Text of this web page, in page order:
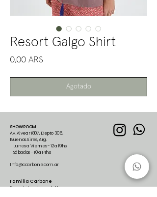
Resort Galgo Shirt
0,00 ARS
Agotado
SHOWROOM
Av. Alvear 1807, Depto 306.
Buenos Aires, Arg.
Lunes a Viernes - 12 a 19hs
Sábados - 10 a 14hs
Info@ccarbone.com.ar
Familia Carbone
Suscribite al newsletter para